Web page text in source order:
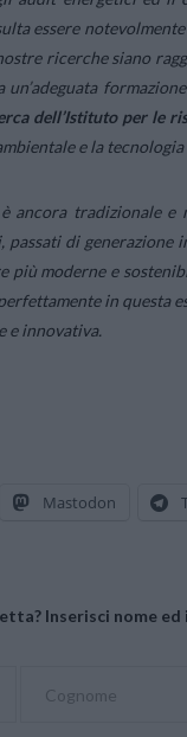
essere
ricerche siano
dell’Istituto per le
e la tecnologia
ancora tradizionale
di generazione
moderne e
in questa
e innovativa.
Mastodon
Inserisci nome